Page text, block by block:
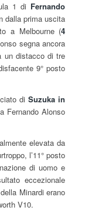
1 di Fernando
dalla prima uscita
a Melbourne (4
segna ancora
un distacco di tre
9° posto
di Suzuka in
Fernando Alonso
elevata da
l’11° posto
di uomo e
eccezionale
Minardi erano
V10.